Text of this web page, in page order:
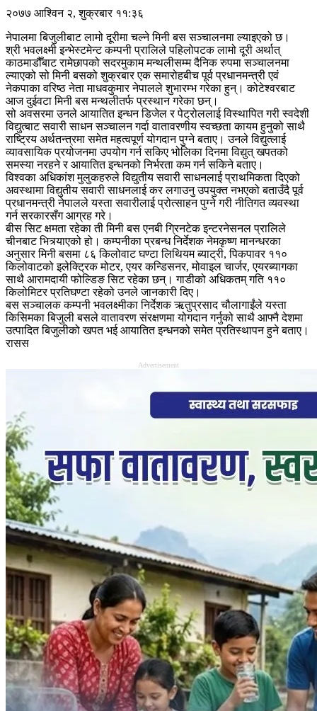
२०७७ आश्विन २, शुक्रबार ११:३६
नेपालमा बिजुलीबाट लामो दूरीमा चल्ने मिनी बस सञ्चालनमा ल्याइएको छ।
श्री भवलक्ष्मी इन्भेस्टमेन्ट कम्पनी प्रालिले पहिलोपटक लामो दूरी अर्थात्
काठमाडौँबाट रामेछापको सदरमुकाम मन्थलीसम्म दैनिक रुपमा सञ्चालनमा
ल्याएको सो मिनी बसको शुक्रबार एक समारोहबीच पूर्व प्रधानमन्त्री एवं
नेकपाका वरिष्ठ नेता माधवकुमार नेपालले शुभारम्भ गरेका हुन्। कोटेश्वरबाट
आज दुईवटा मिनी बस मन्थलीतर्फ प्रस्थान गरेका छन्।
सो अवसरमा उनले आयातित इन्धन डिजेल र पेट्रोललाई विस्थापित गरी स्वदेशी
विद्युत्बाट सवारी साधन सञ्चालन गर्दा वातावरणीय स्वच्छता कायम हुनुको साथै
राष्ट्रिय अर्थतन्त्रमा समेत महत्वपूर्ण योगदान पुग्ने बताए। उनले विद्युत्लाई
व्यावसायिक प्रयोजनमा उपयोग गर्न सकिए भोलिका दिनमा विद्युत् खपतको
समस्या नरहने र आयातित इन्धनको निर्भरता कम गर्न सकिने बताए।
विश्वका अधिकांश मुलुकहरुले विद्युतीय सवारी साधनलाई प्राथमिकता दिएको
अवस्थामा विद्युतीय सवारी साधनलाई कर लगाउनु उपयुक्त नभएको बताउँदै पूर्व
प्रधानमन्त्री नेपालले यस्ता सवारीलाई प्रोत्साहन पुग्ने गरी नीतिगत व्यवस्था
गर्न सरकारसँग आग्रह गरे।
बीस सिट क्षमता रहेका ती मिनी बस एनबी ग्रिनटेक इन्टरनेसनल प्रालिले
चीनबाट भित्र्याएको हो। कम्पनीका प्रबन्ध निर्देशक नेमकृष्ण मानन्धरका
अनुसार मिनी बसमा ८६ किलोवाट घण्टा लिथियम ब्याट्री, पिकपावर ११०
किलोवाटको इलेक्ट्रिक मोटर, एयर कन्डिसनर, मोवाइल चार्जर, एयरब्यागका
साथै आरामदायी फोल्डिङ सिट रहेका छन्। गाडीको अधिकतम् गति ११०
किलोमिटर प्रतिघण्टा रहेको उनले जानकारी दिए।
बस सञ्चालक कम्पनी भवलक्ष्मीका निर्देशक ऋतुप्रसाद चौलागाईंले यस्ता
किसिमका बिजुली बसले वातावरण संरक्षणमा योगदान गर्नुको साथै आफ्नै देशमा
उत्पादित बिजुलीको खपत भई आयातित इन्धनको समेत प्रतिस्थापन हुने बताए।
रासस
Advertisement